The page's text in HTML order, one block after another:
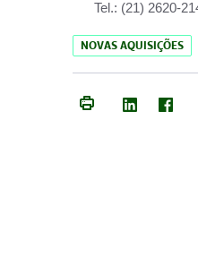
Tel.: (21) 2620-
NOVAS AQUISIÇÕES